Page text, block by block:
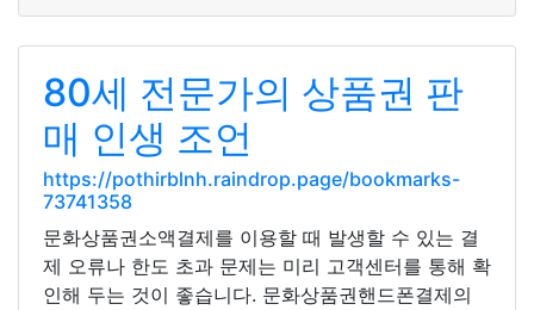
80세 전문가의 상품권 판
매 인생 조언
https://pothirblnh.raindrop.page/bookmarks-
73741358
문화상품권소액결제를 이용할 때 발생할 수 있는 결
제 오류나 한도 초과 문제는 미리 고객센터를 통해 확
인해 두는 것이 좋습니다. 문화상품권핸드폰결제의